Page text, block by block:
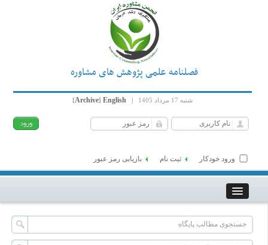
فصلنامه علمی پژوهش های مشاوره
شنبه 17 مرداد 1405 |
English
[Archive]
ورود خودکار ثبت نام بازیابی رمز عبور